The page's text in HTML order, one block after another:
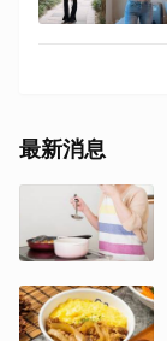
最新消息